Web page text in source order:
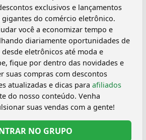
exclusivos e lançamentos
gigantes do comércio eletrônico.
você a economizar tempo e
diariamente oportunidades de
eletrônicos até moda e
fique por dentro das novidades e
suas compras com descontos
atualizadas e dicas para afiliados
do nosso conteúdo. Venha
suas vendas com a gente!
NO GRUPO